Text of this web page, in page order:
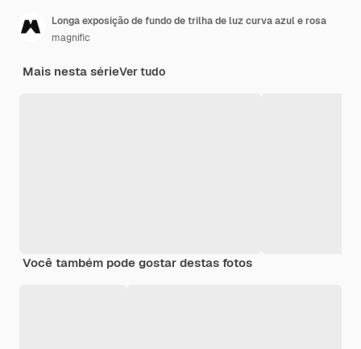
Longa exposição de fundo de trilha de luz curva azul e rosa
magnific
Mais nesta sérieVer tudo
Você também pode gostar destas fotos